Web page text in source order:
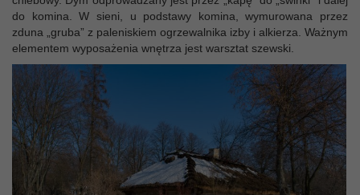
do komina. W sieni, u podstawy komina, wymurowana przez
zduna „gruba” z paleniskiem ogrzewalnika izby i alkierza. Ważnym
elementem wyposażenia wnętrza jest warsztat szewski.